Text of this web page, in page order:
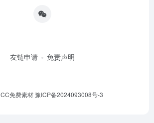
友链申请 免责声明
CC免费素材豫ICP备2024093008号-3